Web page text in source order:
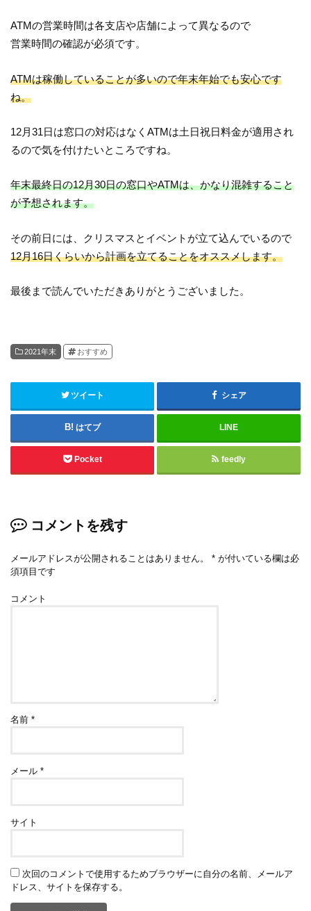
ATMの営業時間は各支店や店舗によって異なるので
営業時間の確認が必須です。
ATMは稼働していることが多いので年末年始でも安心です
ね。
12月31日は窓口の対応はなくATMは土日祝日料金が適用され
るので気を付けたいところですね。
年末最終日の12月30日の窓口やATMは、かなり混雑すること
が予想されます。
その前日には、クリスマスとイベントが立て込んでいるので
12月16日くらいから計画を立てることをオススメします。
最後まで読んでいただきありがとうございました。
2021年末 おすすめ
ツイート シェア
はてブ LINE
Pocket feedly
コメントを残す
メールアドレスが公開されることはありません。 * が付いている欄は必
須項目です
コメント
名前*
メール*
サイト
次回のコメントで使用するためブラウザーに自分の名前、メールア
ドレス、サイトを保存する。